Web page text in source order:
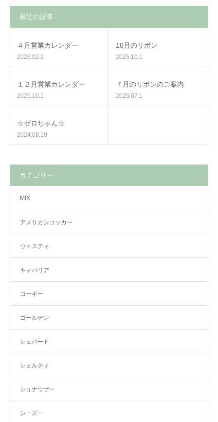
最近の記事
４月営業カレンダー
2026.02.2
10月のリボン
2025.10.1
１２月営業カレンダー
2025.10.1
７月のリボンのご案内
2025.07.1
☆ゼロちゃん☆
2024.08.19
カテゴリー
MIX
アメリカンコッカー
ウェスティ
キャバリア
コーギー
ゴールデン
シェパード
シェルティ
シュナウザー
シーズー